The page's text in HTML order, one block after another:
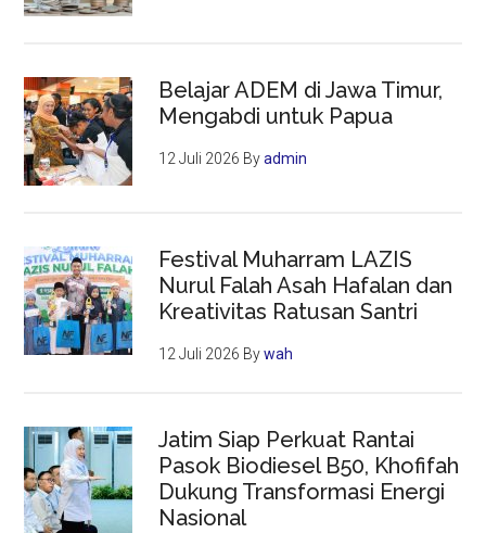
Belajar ADEM di Jawa Timur,
Mengabdi untuk Papua
12 Juli 2026 Byadmin
Festival Muharram LAZIS
Nurul Falah Asah Hafalan dan
Kreativitas Ratusan Santri
12 Juli 2026 Bywah
Jatim Siap Perkuat Rantai
Pasok Biodiesel B50, Khofifah
Dukung Transformasi Energi
Nasional